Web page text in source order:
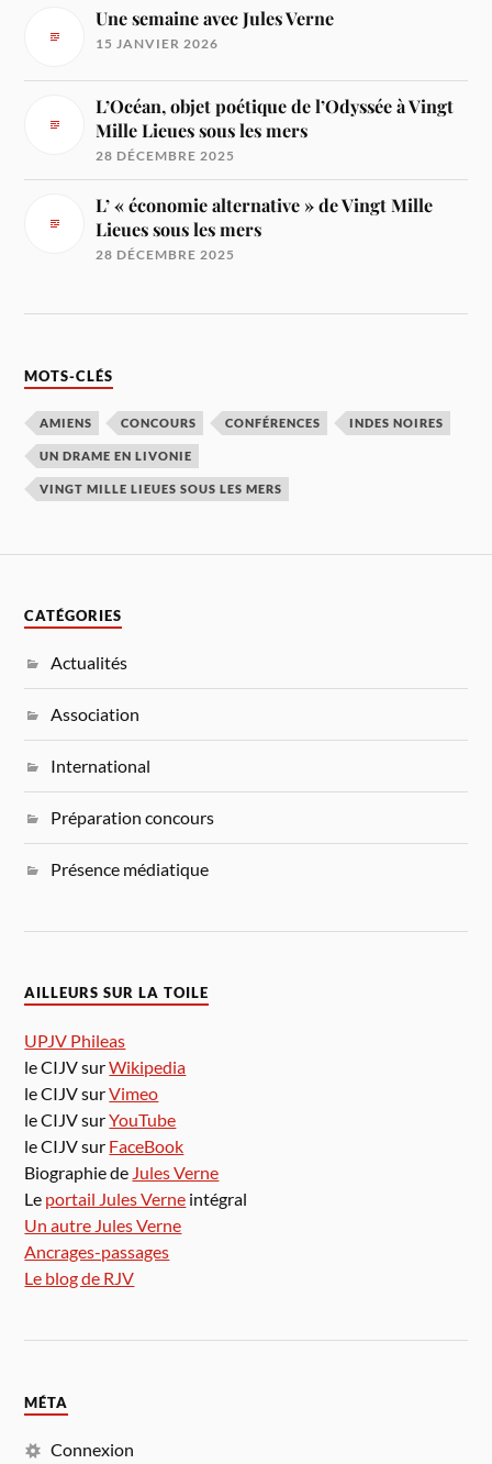
Une semaine avec Jules Verne
15 JANVIER 2026
L’Océan, objet poétique de l’Odyssée à Vingt
Mille Lieues sous les mers
28 DÉCEMBRE 2025
L’ « économie alternative » de Vingt Mille
Lieues sous les mers
28 DÉCEMBRE 2025
MOTS-CLÉS
AMIENS CONCOURS CONFÉRENCES INDES NOIRES
UN DRAME EN LIVONIE
VINGT MILLE LIEUES SOUS LES MERS
CATÉGORIES
Actualités
Association
International
Préparation concours
Présence médiatique
AILLEURS SUR LA TOILE
UPJV Phileas
le CIJV surWikipedia
le CIJV surVimeo
le CIJV surYouTube
le CIJV sur FaceBook
Biographie de Jules Verne
Le portail Jules Verne intégral
Un autre Jules Verne
Ancrages-passages
Le blog de RJV
MÉTA
Connexion